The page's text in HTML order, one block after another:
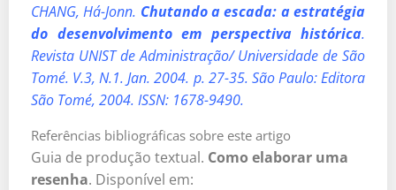
CHANG, Há-Jonn. Chutando a escada: a estratégia
do desenvolvimento em perspectiva histórica.
Revista UNIST de Administração/ Universidade de São
Tomé. V.3, N.1. Jan. 2004. p. 27-35. São Paulo: Editora
São Tomé, 2004. ISSN: 1678-9490.
Referências bibliográficas sobre este artigo
Guia de produção textual. Como elaborar uma
resenha. Disponível em: